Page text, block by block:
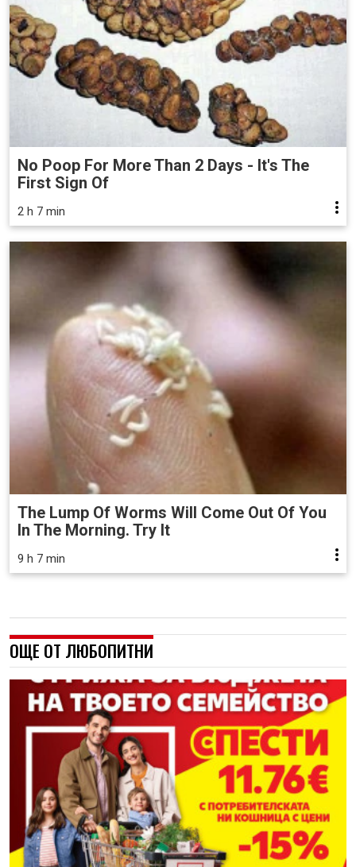
No Poop For More Than 2 Days - It's The
First Sign Of
2 h 7 min
The Lump Of Worms Will Come Out Of You
In The Morning. Try It
9 h 7 min
ОЩЕ ОТ ЛЮБОПИТНИ